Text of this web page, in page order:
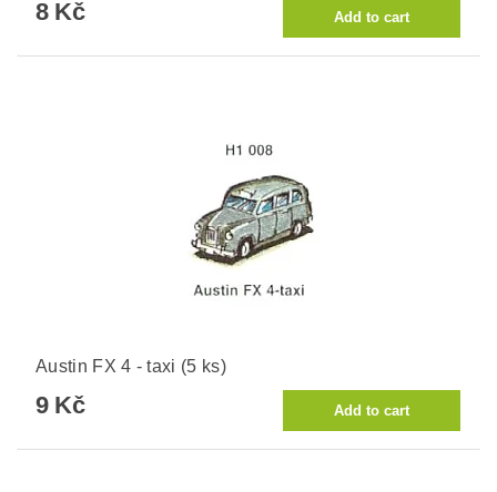
8 Kč
Austin FX 4 - taxi (5 ks)
9 Kč